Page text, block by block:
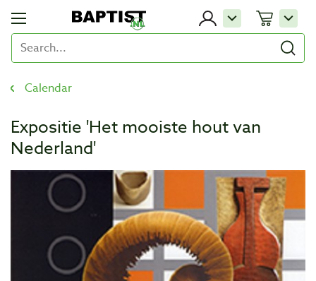
Calendar
Expositie 'Het mooiste hout van
Nederland'